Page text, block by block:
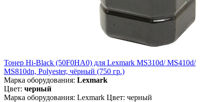
Тонер Hi-Black (50F0HA0) для Lexmark MS310d/ MS410d/
MS810dn, Polyester, чёрный (750 гр.)
Марка оборудования: Lexmark
Цвет: черный
Марка оборудования: Lexmark Цвет: черный